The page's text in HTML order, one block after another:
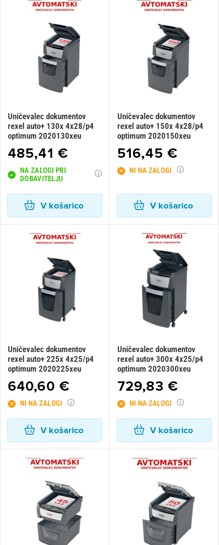
Uničevalec dokumentov
rexel auto+ 130x 4x28/p4
optimum 2020130xeu
485,41 €
NA ZALOGI PRI
DOBAVITELJU
V košarico
Uničevalec dokumentov
rexel auto+ 150x 4x28/p4
optimum 2020150xeu
516,45 €
NI NA ZALOGI
V košarico
Uničevalec dokumentov
rexel auto+ 225x 4x25/p4
optimum 2020225xeu
640,60 €
NI NA ZALOGI
V košarico
Uničevalec dokumentov
rexel auto+ 300x 4x25/p4
optimum 2020300xeu
729,83 €
NI NA ZALOGI
V košarico